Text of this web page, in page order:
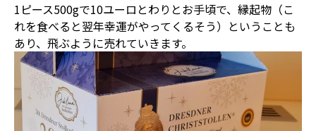
1ピース500gで10ユーロとわりとお手頃で、縁起物（こ
れを食べると翌年幸運がやってくるそう）ということも
あり、飛ぶように売れていきます。